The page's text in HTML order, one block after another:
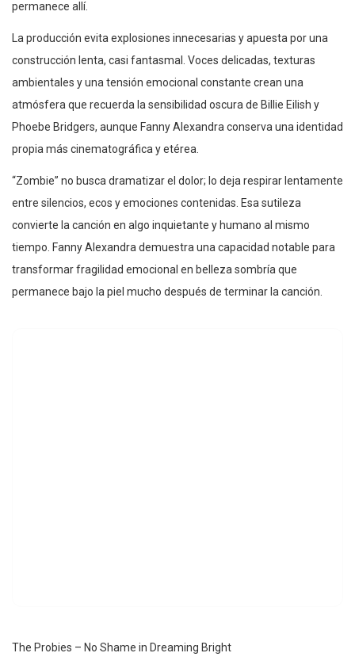
permanece allí.
La producción evita explosiones innecesarias y apuesta por una
construcción lenta, casi fantasmal. Voces delicadas, texturas
ambientales y una tensión emocional constante crean una
atmósfera que recuerda la sensibilidad oscura de Billie Eilish y
Phoebe Bridgers, aunque Fanny Alexandra conserva una identidad
propia más cinematográfica y etérea.
“Zombie” no busca dramatizar el dolor; lo deja respirar lentamente
entre silencios, ecos y emociones contenidas. Esa sutileza
convierte la canción en algo inquietante y humano al mismo
tiempo. Fanny Alexandra demuestra una capacidad notable para
transformar fragilidad emocional en belleza sombría que
permanece bajo la piel mucho después de terminar la canción.
The Probies – No Shame in Dreaming Bright